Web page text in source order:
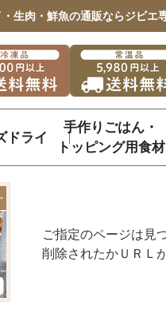
生肉・鮮魚の通販ならジビエ
ドライ
手作りごはん・
トッピング用食材
ご指定のページは見
削除されたかＵＲＬ